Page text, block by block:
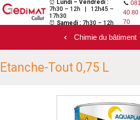
au
contenu
Gedimat Collot
Au cœur de l'ouvrage
⏰ Lundi – Vendredi :
7h30 – 12h | 12h45 –
17h30
⏰ Samedi : 7h30 – 12h
📞081
40 80
70
Chimie du bâtiment
Etanche-Tout 0,75 L